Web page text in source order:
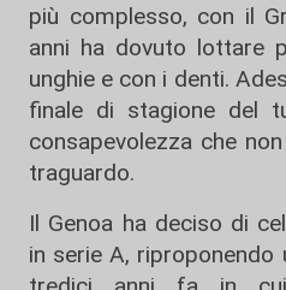
più complesso, con il
anni ha dovuto lottare
unghie e con i denti.
finale di stagione del
consapevolezza che
traguardo.
Il Genoa ha deciso di
in serie A, riproponendo